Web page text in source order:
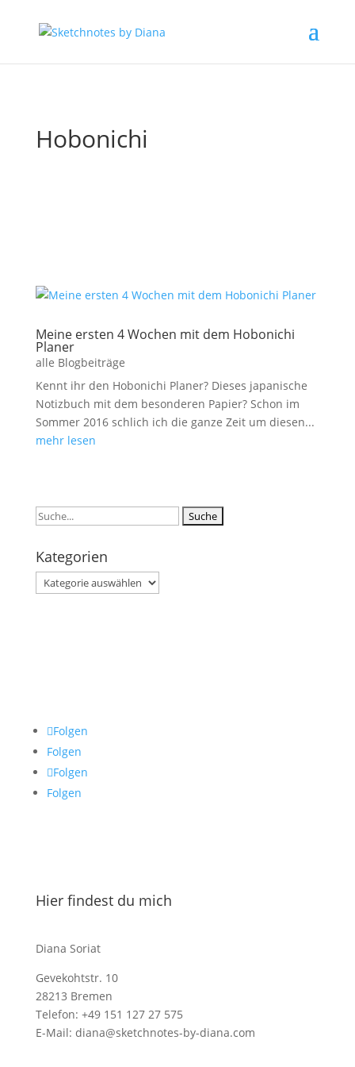
Hobonichi
Meine ersten 4 Wochen mit dem Hobonichi
Planer
alle Blogbeiträge
Kennt ihr den Hobonichi Planer? Dieses japanische
Notizbuch mit dem besonderen Papier? Schon im
Sommer 2016 schlich ich die ganze Zeit um diesen...
mehr lesen
Suchen
Kategorien
Kategorien
Folgen
Folgen
Folgen
Folgen
Hier findest du mich
Diana Soriat
Gevekohtstr. 10
28213 Bremen
Telefon: +49 151 127 27 575
E-Mail: diana@sketchnotes-by-diana.com